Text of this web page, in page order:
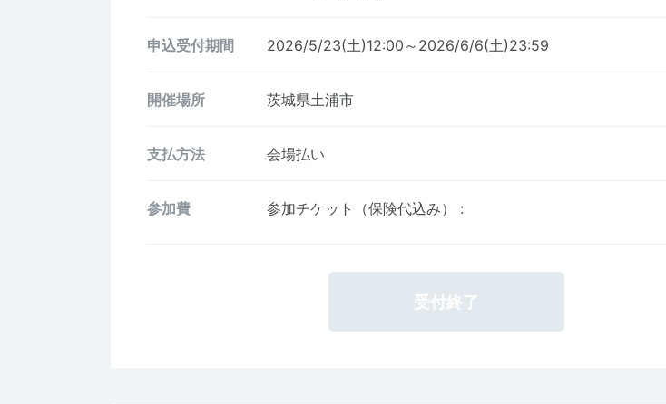
申込受付期間 2026/5/23(土)12:00～2026/6/6(土)23:59
開催場所 茨城県土浦市
支払方法 会場払い
参加費 参加チケット（保険代込み） :
受付終了